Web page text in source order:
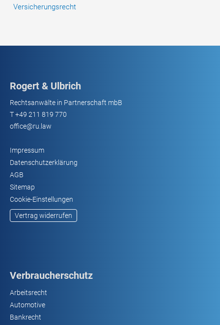
Versicherungsrecht
Rogert & Ulbrich
Rechtsanwälte in Partnerschaft mbB
T+49 211 819 770
office@ru.law
Impressum
Datenschutzerklärung
AGB
Sitemap
Cookie-Einstellungen
Vertrag widerrufen
Verbraucherschutz
Arbeitsrecht
Automotive
Bankrecht